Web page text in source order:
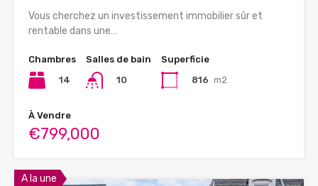
Vous cherchez un investissement immobilier sûr et
rentable dans une…
Chambres
14
Salles de bain
10
Superficie
816 m2
À Vendre
€799,000
A la une